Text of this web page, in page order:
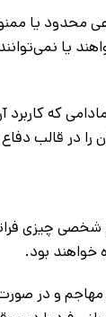
محدود یا
یا
که
را در قالب
چیزی
خواهند بود.
و در صورت